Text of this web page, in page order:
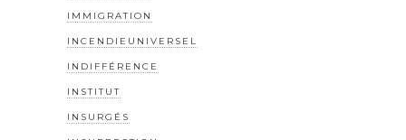
IMMIGRATION
INCENDIEUNIVERSEL
INDIFFÉRENCE
INSTITUT
INSURGÉS